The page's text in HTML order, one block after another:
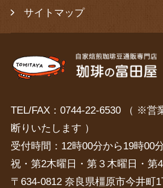
サイトマップ
TEL/FAX：0744-22-6530 （ ※営
断りいたします ）
受付時間：12時00分から19時00
祝・第2木曜日・第３木曜日・第
〒634-0812 奈良県橿原市今井町